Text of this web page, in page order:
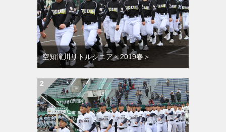
空知滝川リトルシニア＜2019春＞